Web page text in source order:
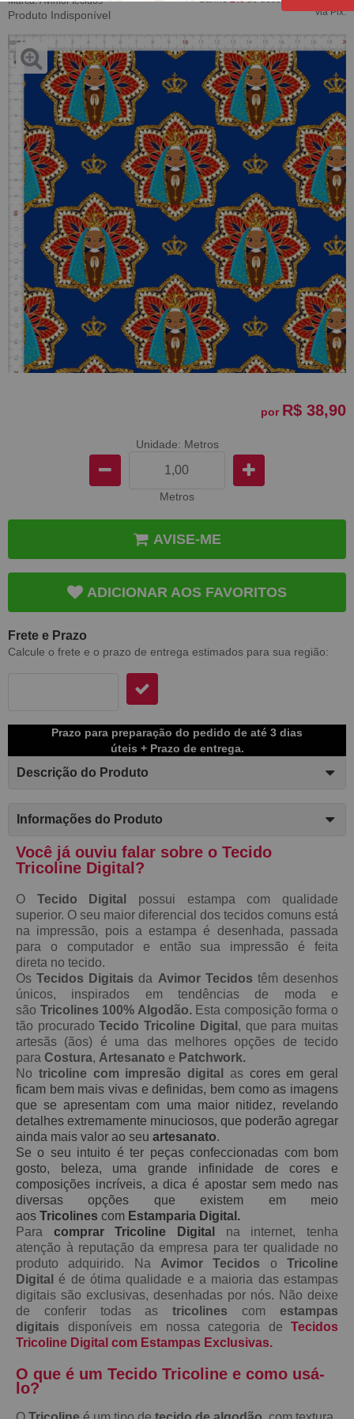
Produto Indisponível
via Pix.
por R$ 38,90
Unidade: Metros
Metros
AVISE-ME
ADICIONAR AOS FAVORITOS
Frete e Prazo
Calcule o frete e o prazo de entrega estimados para sua região:
Prazo para preparação do pedido de até 3 dias
úteis + Prazo de entrega.
Descrição do Produto
Informações do Produto
Você já ouviu falar sobre o Tecido
Tricoline Digital?
O Tecido Digital possui estampa com qualidade
superior. O seu maior diferencial dos tecidos comuns está
na impressão, pois a estampa é desenhada, passada
para o computador e então sua impressão é feita
direta no tecido.
OsTecidos Digitaisda Avimor Tecidos têm desenhos
únicos, inspirados em tendências de moda e
são Tricolines 100% Algodão.Esta composição forma o
tão procuradoTecido Tricoline Digital , que para muitas
artesãs (ãos) é uma das melhores opções de tecido
para Costura, Artesanato e Patchwork.
No tricoline com impresão digital ascores em geral
ficam bem mais vivas e definidas, bem como as imagens
que se apresentam com uma maior nitidez, revelando
detalhes extremamente minuciosos, que poderão agregar
ainda mais valor ao seu artesanato.
Se o seu intuito é ter peças confeccionadas com bom
gosto, beleza, uma grande infinidade de cores e
composições incríveis, a dica é apostar sem medo nas
diversas opções que existem em meio
aos Tricolines com Estamparia Digital.
Para comprar Tricoline Digital na internet, tenha
atenção à reputação da empresa para ter qualidade no
produto adquirido. Na Avimor Tecidos o Tricoline
Digital é de ótima qualidade e a maioria das estampas
digitais são exclusivas, desenhadas por nós. Não deixe
de conferir todas astricolinescomestampas
digitais disponíveis em nossa categoria de Tecidos
Tricoline Digital com Estampas Exclusivas.
O que é um Tecido Tricoline e como usá-
lo?